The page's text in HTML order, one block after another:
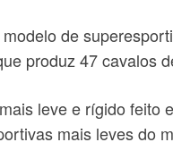
de
produz 47 cavalos
leve e rígido feito
mais leves do